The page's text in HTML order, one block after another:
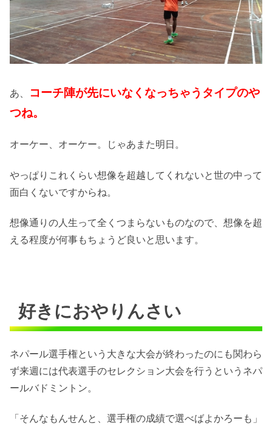
あ、 コーチ陣が先にいなくなっちゃうタイプのや
つね。
オーケー、オーケー。じゃあまた明日。
やっぱりこれくらい想像を超越してくれないと世の中って
面白くないですからね。
想像通りの人生って全くつまらないものなので、想像を超
える程度が何事もちょうど良いと思います。
好きにおやりんさい
ネパール選手権という大きな大会が終わったのにも関わら
ず来週には代表選手のセレクション大会を行うというネパ
ールバドミントン。
「そんなもんせんと、選手権の成績で選べばよかろーも」